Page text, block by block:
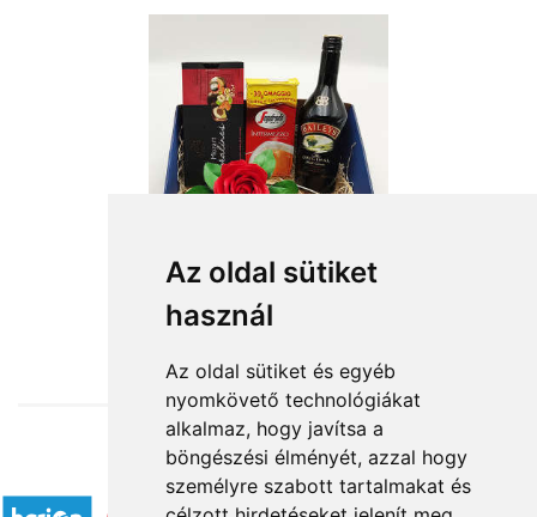
Az oldal sütiket
használ
Az oldal sütiket és egyéb
nyomkövető technológiákat
alkalmaz, hogy javítsa a
böngészési élményét, azzal hogy
személyre szabott tartalmakat és
from HUF21,320
Accepted payment methods